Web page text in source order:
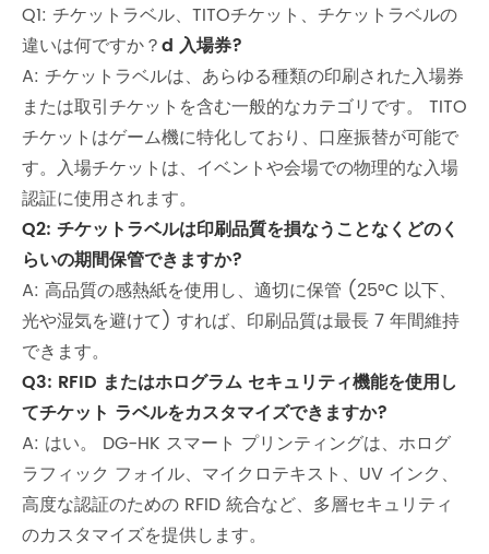
Q1: チケットラベル、TITOチケット、チケットラベルの
違いは何ですか？d 入場券?
A: チケットラベルは、あらゆる種類の印刷された入場券
または取引チケットを含む一般的なカテゴリです。 TITO
チケットはゲーム機に特化しており、口座振替が可能で
す。入場チケットは、イベントや会場での物理的な入場
認証に使用されます。
Q2: チケットラベルは印刷品質を損なうことなくどのく
らいの期間保管できますか?
A: 高品質の感熱紙を使用し、適切に保管 (25°C 以下、
光や湿気を避けて) すれば、印刷品質は最長 7 年間維持
できます。
Q3: RFID またはホログラム セキュリティ機能を使用し
てチケット ラベルをカスタマイズできますか?
A: はい。 DG-HK スマート プリンティングは、ホログ
ラフィック フォイル、マイクロテキスト、UV インク、
高度な認証のための RFID 統合など、多層セキュリティ
のカスタマイズを提供します。